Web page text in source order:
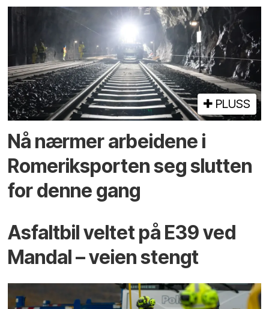
PLUSS
Nå nærmer arbeidene i
Romeriksporten seg slutten
for denne gang
Asfaltbil veltet på E39 ved
Mandal – veien stengt